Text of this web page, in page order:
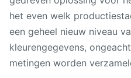
het even welk
een geheel nieuw niveau
kleurengegevens,
metingen worden